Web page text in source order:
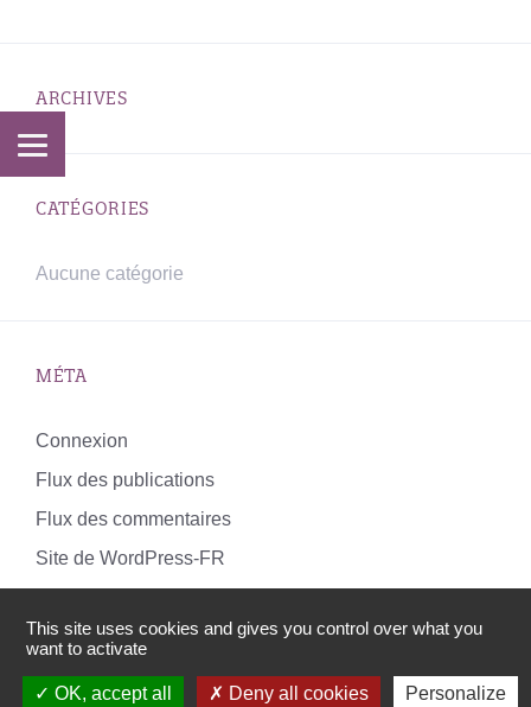
ARCHIVES
CATÉGORIES
Aucune catégorie
MÉTA
Connexion
Flux des publications
Flux des commentaires
Site de WordPress-FR
© 2026 Le centre de ressources Luz'Co
This site uses cookies and gives you control over what you
want to activate
OK, accept all Deny all cookies Personalize